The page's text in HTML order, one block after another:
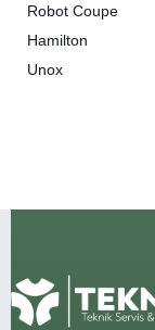
Robot Coupe
Hamilton
Unox